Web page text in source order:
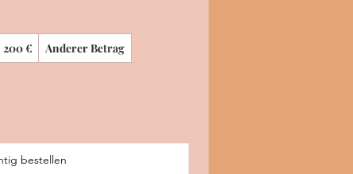
200 € Anderer Betrag
bestellen